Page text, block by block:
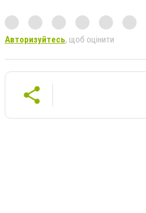
Авторизуйтесь, щоб оцінити